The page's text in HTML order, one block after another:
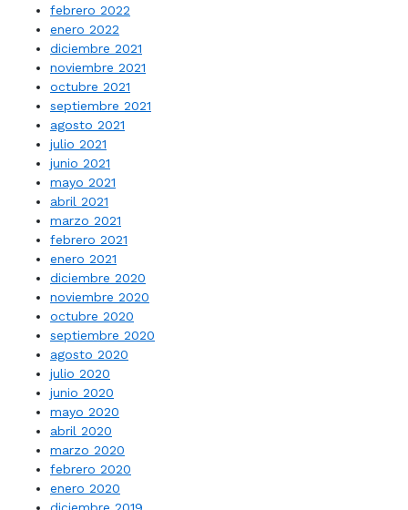
febrero 2022
enero 2022
diciembre 2021
noviembre 2021
octubre 2021
septiembre 2021
agosto 2021
julio 2021
junio 2021
mayo 2021
abril 2021
marzo 2021
febrero 2021
enero 2021
diciembre 2020
noviembre 2020
octubre 2020
septiembre 2020
agosto 2020
julio 2020
junio 2020
mayo 2020
abril 2020
marzo 2020
febrero 2020
enero 2020